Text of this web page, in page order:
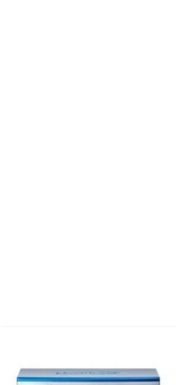
là:
1.526.000 ₫.
tại
là: